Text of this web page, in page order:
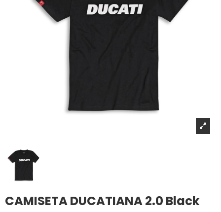
CAMISETA DUCATIANA 2.0 Black